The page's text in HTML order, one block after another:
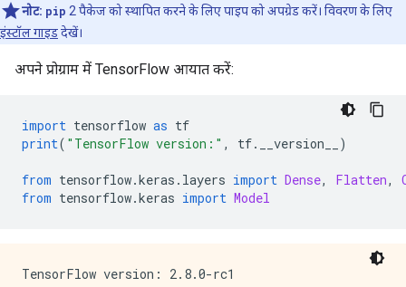
नोट: pip 2 पैकेज को स्थापित करने के लिए पाइप को अपग्रेड करें। विवरण के लिए
इंस्टॉल गाइडदेखें।
अपने प्रोग्राम में TensorFlow आयात करें:
import tensorflow as tf
print( "TensorFlow version:" , tf. __version__ )
from tensorflow.keras . layers import Dense, Flatten,
from tensorflow.keras import Model